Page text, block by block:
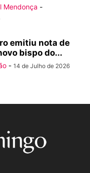
Mendonça -
emitiu nota de
bispo do...
- 14 de Julho de 2026